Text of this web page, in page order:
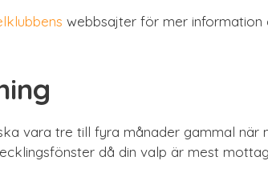
webbsajter för mer information
vara tre till fyra månader gammal när
då din valp är mest